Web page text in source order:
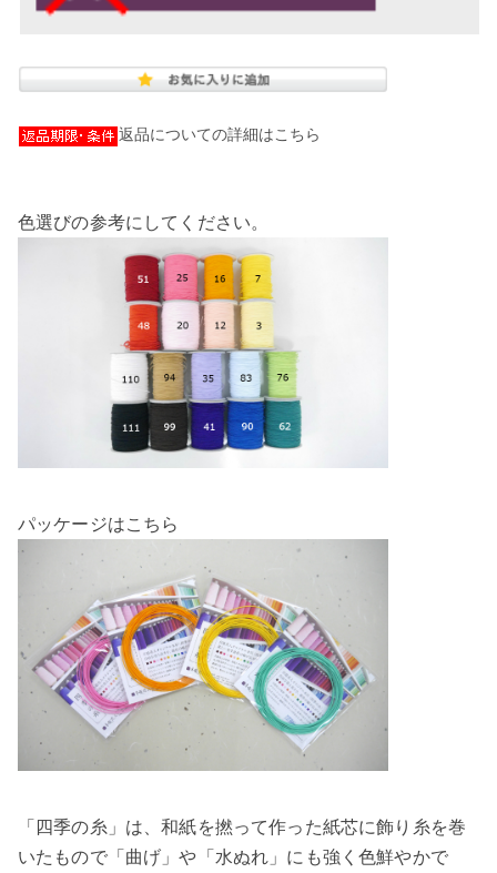
返品についての詳細はこちら
色選びの参考にしてください。
パッケージはこちら
「四季の糸」は、和紙を撚って作った紙芯に飾り糸を巻
いたもので「曲げ」や「水ぬれ」にも強く色鮮やかで